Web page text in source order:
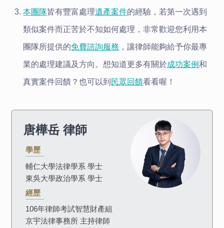
本團隊皆有豐富處理遺產案件的經驗，若第一次遇到
類似案件而正苦於不知如何處理，非常歡迎您利用本
團隊所提供的免費諮詢服務 ，讓律師能夠給予你最專
業的處理建議及方向。想知道更多有關於成功案例和
真實案件回饋？也可以到 民眾回饋看看喔！
唐樺岳律師
學歷
輔仁大學法律學系 學士
東吳大學政治學系 學士
經歷
106年律師考試智慧財產組
京宇法律事務所 主持律師